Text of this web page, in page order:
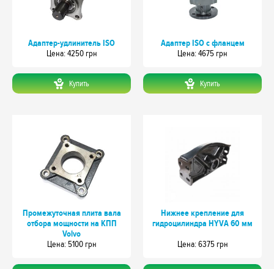
Адаптер-удлинитель ISO
Цeна: 4250 грн
Купить
Адаптер ISO с фланцем
Цeна: 4675 грн
Купить
Промежуточная плита вала
отбора мощности на КПП
Volvo
Цeна: 5100 грн
Нижнее крепление для
гидроцилиндра HYVA 60 мм
Цeна: 6375 грн